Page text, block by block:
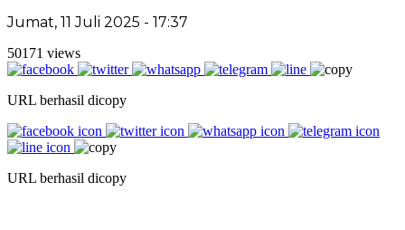
Jumat, 11 Juli 2025 - 17:37
50171 views
URL berhasil dicopy
URL berhasil dicopy